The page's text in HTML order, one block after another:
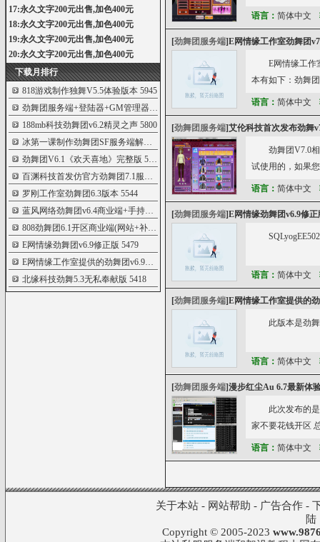
17:永久文字200元出售,加色400元
18:永久文字200元出售,加色400元
19:永久文字200元出售,加色400元
20:永久文字200元出售,加色400元
下载月排行
818游戏制作独舞V5.5体验版本5945
劲舞团服务端+登陆器+GM管理器401版
5824
188mb科技劲舞团v6.2精灵之声5800
冰第一课制作劲舞团SF服务端解析+制作自
5737
劲舞团V6.1《欢天喜地》完整版 5720
百渊科技首发仿官方劲舞团7.1服务端全套
5562
罗刚工作室劲舞团6.3版本5544
蓝风网络劲舞团v6.4商业端+手持+翅膀
5533
808劲舞团6.1开区商业端(网站+补丁+数据库
E网情缘劲舞团v6.9修正版 5479
E网情缘工作室提供的劲舞团v6.9商业版本
北缘科技劲舞5.3无私奉献版 5418
语言： 简体中文
[劲舞团服务端]E网情缘工作室劲舞团
E网情缘工作
本有如下：劲舞
语言： 简体中文
[劲舞团服务端]艾伦科技首次发布劲舞
劲舞团V7.0
试使用的，如果
语言： 简体中文
[劲舞团服务端]E网情缘劲舞团v6.9修正
语言： 简体中文
[劲舞团服务端]E网情缘工作室提供的
此版本是劲
语言： 简体中文
[劲舞团服务端]漫步红尘Au 6.7最新体
此次发布的
家不要花钱开区
语言： 简体中文
关于本站- 网站帮助 - 广告合作-
陆
Copyright © 2005-2023